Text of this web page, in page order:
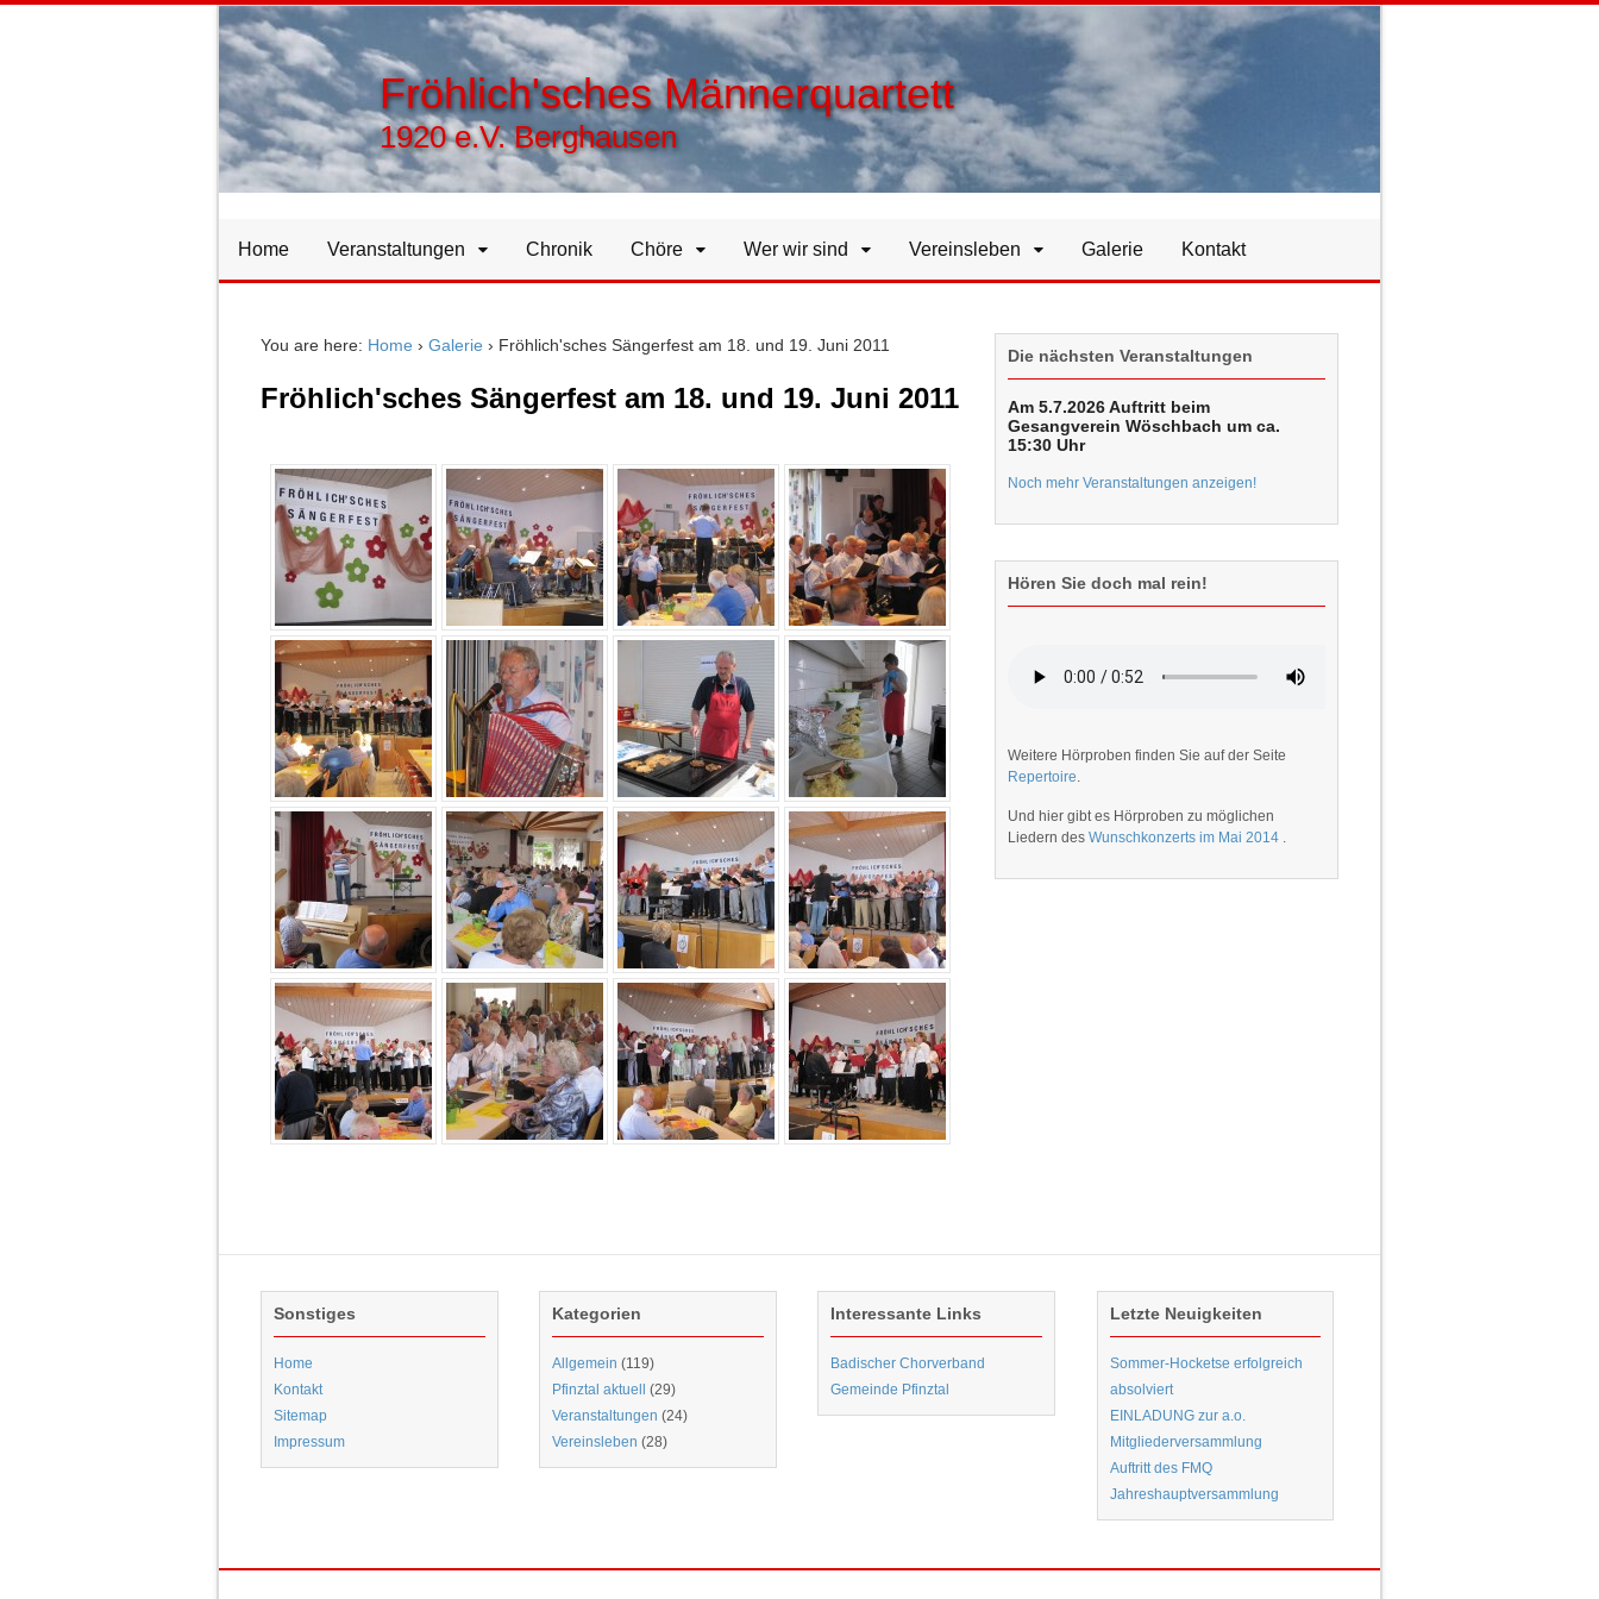
Fröhlich'sches Männerquartett
1920 e.V. Berghausen
Home Veranstaltungen Chronik Chöre Wer wir sind Vereinsleben Galerie Kontakt
You are here: Home › Galerie › Fröhlich'sches Sängerfest am 18. und 19. Juni 2011
Fröhlich'sches Sängerfest am 18. und 19. Juni 2011
Die nächsten Veranstaltungen
Am 5.7.2026 Auftritt beim
Gesangverein Wöschbach um ca.
15:30 Uhr
Noch mehr Veranstaltungen anzeigen!
Hören Sie doch mal rein!
Weitere Hörproben finden Sie auf der Seite
Repertoire
Und hier gibt es Hörproben zu möglichen
Liedern des Wunschkonzerts im Mai 2014
Sonstiges
Home
Kontakt
Sitemap
Impressum
Kategorien
Allgemein (119)
Pfinztal aktuell
(29)
Veranstaltungen (24)
Vereinsleben (28)
Interessante Links
Badischer Chorverband
Gemeinde Pfinztal
Letzte Neuigkeiten
Sommer-Hocketse erfolgreich
absolviert
EINLADUNG zur a.o.
Mitgliederversammlung
Auftritt des FMQ
Jahreshauptversammlung